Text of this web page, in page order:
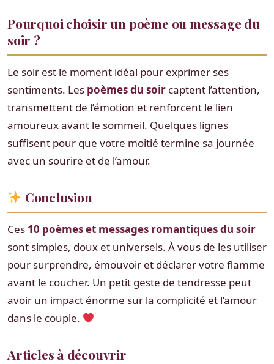
Pourquoi choisir un poème ou message du
soir ?
Le soir est le moment idéal pour exprimer ses
sentiments. Les poèmes du soir captent l’attention,
transmettent de l’émotion et renforcent le lien
amoureux avant le sommeil. Quelques lignes
suffisent pour que votre moitié termine sa journée
avec un sourire et de l’amour.
Conclusion
Ces 10 poèmes et messages romantiques du soir
sont simples, doux et universels. À vous de les utiliser
pour surprendre, émouvoir et déclarer votre flamme
avant le coucher. Un petit geste de tendresse peut
avoir un impact énorme sur la complicité et l’amour
dans le couple.
Articles à découvrir